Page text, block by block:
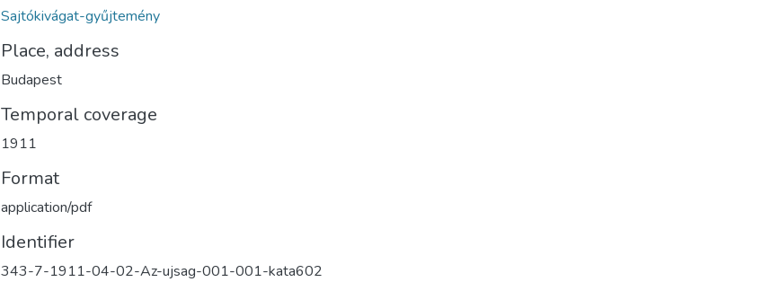
Sajtókivágat-gyűjtemény
Place, address
Budapest
Temporal coverage
1911
Format
application/pdf
Identifier
343-7-1911-04-02-Az-ujsag-001-001-kata602